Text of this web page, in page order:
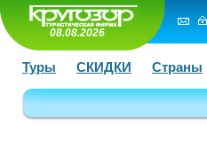
08.08.2026
Туры СКИДКИ Страны